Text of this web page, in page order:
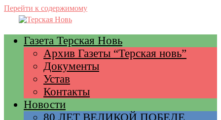
Перейти к содержимому
Газета Терская Новь
Архив Газеты “Терская новь”
Документы
Устав
Контакты
Новости
80 ЛЕТ ВЕЛИКОЙ ПОБЕДЕ